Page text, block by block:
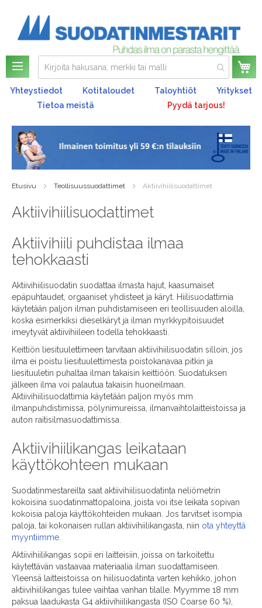
Yhteystiedot Kotitaloudet Taloyhtiöt
Yritykset
Tietoa meistä
Pyydä tarjous!
Etusivu Teollisuussuodattimet Aktiivihiilisuodattimet
Aktiivihiilisuodattimet
Aktiivihiili puhdistaa ilmaa
tehokkaasti
Aktiivihiilisuodatin suodattaa ilmasta hajut, kaasumaiset
epäpuhtaudet, orgaaniset yhdisteet ja käryt. Hiilisuodattimia
käytetään paljon ilman puhdistamiseen eri teollisuuden aloilla,
koska esimerkiksi dieselkäryt ja ilman myrkkypitoisuudet
imeytyvät aktiivihiileen todella tehokkaasti.
Keittiön liesituulettimeen tarvitaan aktiivihiilisuodatin silloin, jos
ilma ei poistu liesituulettimesta poistokanavaa pitkin ja
liesituuletin puhaltaa ilman takaisin keittiöön. Suodatuksen
jälkeen ilma voi palautua takaisin huoneilmaan.
Aktiivihiilisuodattimia käytetään paljon myös mm
ilmanpuhdistimissa, pölynimureissa, ilmanvaihtolaitteistoissa ja
auton raitisilmasuodattimissa.
Aktiivihiilikangas leikataan
käyttökohteen mukaan
Suodatinmestareilta saat aktiivihiilisuodatinta neliömetrin
kokoisina suodatinmattopaloina, joista voi itse leikata sopivan
kokoisia paloja käyttökohteiden mukaan. Jos tarvitset isompia
paloja, tai kokonaisen rullan aktiivihiilikangasta, niin ota yhteyttä
myyntiimme
Aktiivihiilikangas sopii eri laitteisiin, joissa on tarkoitettu
käytettävän vastaavaa materiaalia ilman suodattamiseen.
Yleensä laitteistoissa on hiilisuodatinta varten kehikko, johon
aktiivihiilikangas tulee vaihtaa vanhan tilalle. Myymme 18 mm
paksua laadukasta G4 aktiivihiilikangasta (ISO Coarse 60 %),